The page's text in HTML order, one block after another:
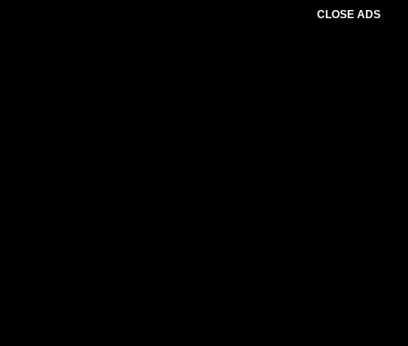
CLOSE ADS